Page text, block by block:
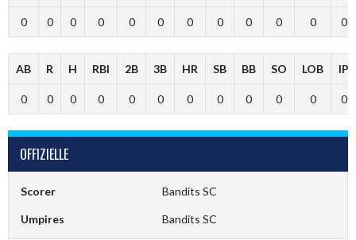
0 0 0 0 0 0 0 0 0 0 0 0
AB R H RBI 2B 3B HR SB BB SO LOB IP
0 0 0 0 0 0 0 0 0 0 0 0
OFFIZIELLE
Scorer Bandits SC
Umpires Bandits SC